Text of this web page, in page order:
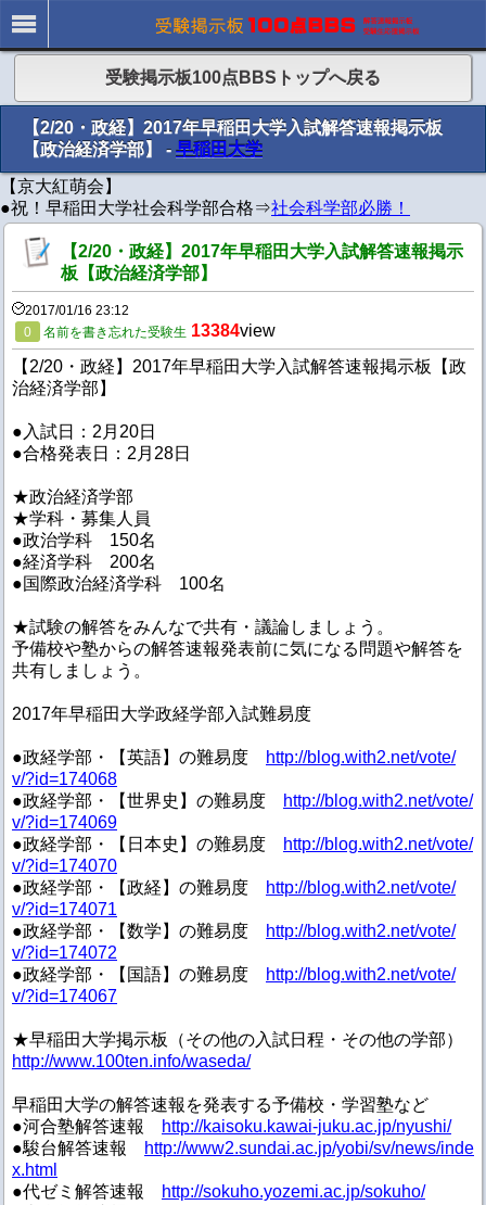
受験掲示板100点BBSトップへ戻る
【2/20・政経】2017年早稲田大学入試解答速報掲示板
【政治経済学部】 - 早稲田大学
【京大紅萌会】
●祝！早稲田大学社会科学部合格⇒社会科学部必勝！
【2/20・政経】2017年早稲田大学入試解答速報掲示
板【政治経済学部】
2017/01/16 23:12
0
名前を書き忘れた受験生 13384view
【2/20・政経】2017年早稲田大学入試解答速報掲示板【政
治経済学部】
●入試日：2月20日
●合格発表日：2月28日
★政治経済学部
★学科・募集人員
●政治学科 150名
●経済学科 200名
●国際政治経済学科 100名
★試験の解答をみんなで共有・議論しましょう。
予備校や塾からの解答速報発表前に気になる問題や解答を
共有しましょう。
2017年早稲田大学政経学部入試難易度
●政経学部・【英語】の難易度
http://blog.with2.net/vote/
v/?id=174068
●政経学部・【世界史】の難易度
http://blog.with2.net/vote/
v/?id=174069
●政経学部・【日本史】の難易度
http://blog.with2.net/vote/
v/?id=174070
●政経学部・【政経】の難易度
http://blog.with2.net/vote/
v/?id=174071
●政経学部・【数学】の難易度
http://blog.with2.net/vote/
v/?id=174072
●政経学部・【国語】の難易度
http://blog.with2.net/vote/
v/?id=174067
★早稲田大学掲示板（その他の入試日程・その他の学部）
http://www.100ten.info/waseda/
早稲田大学の解答速報を発表する予備校・学習塾など
●河合塾解答速報
http://kaisoku.kawai-juku.ac.jp/nyushi/
●駿台解答速報
http://www2.sundai.ac.jp/yobi/sv/news/inde
x.html
●代ゼミ解答速報
http://sokuho.yozemi.ac.jp/sokuho/